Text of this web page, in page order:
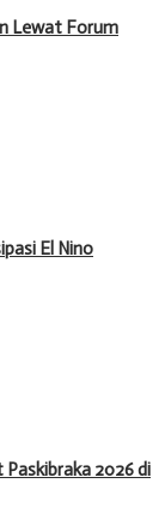
Lewat Forum
El Nino
2026 di